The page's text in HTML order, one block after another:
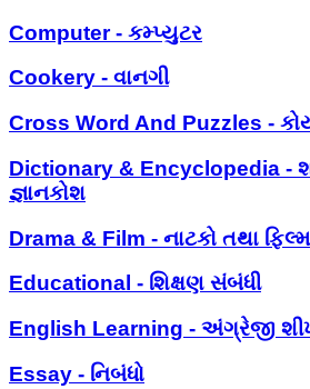
Computer - કમ્પ્યુટર
Cookery - વાનગી
Cross Word And Puzzles -
Dictionary & Encyclopedia -
જ્ઞાનકોશ
Drama & Film - નાટકો તથા ફિલ્મ
Educational - શિક્ષણ સંબંધી
English Learning - અંગ્રેજી
Essay - નિબંધો